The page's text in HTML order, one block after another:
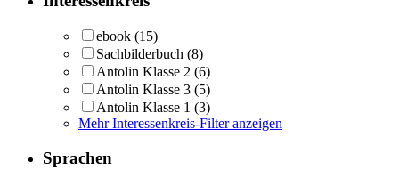
ebook (15)
Sachbilderbuch (8)
Antolin Klasse 2 (6)
Antolin Klasse 3 (5)
Antolin Klasse 1 (3)
Mehr Interessenkreis-Filter anzeigen
Sprachen